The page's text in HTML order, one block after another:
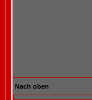
Nach oben